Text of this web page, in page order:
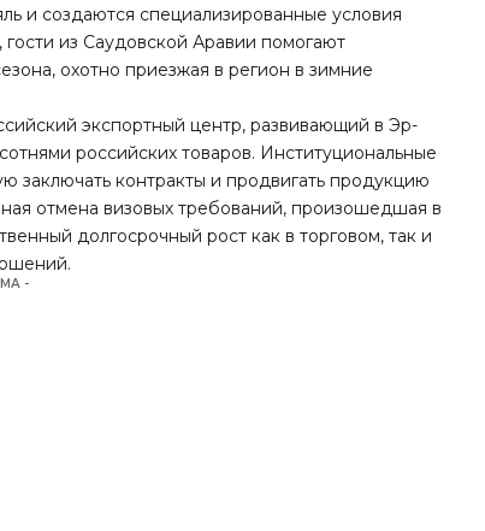
и создаются специализированные условия
из Саудовской Аравии помогают
охотно приезжая в регион в зимние
экспортный центр, развивающий в Эр-
российских товаров. Институциональные
заключать контракты и продвигать продукцию
отмена визовых требований, произошедшая в
долгосрочный рост как в торговом, так и
-